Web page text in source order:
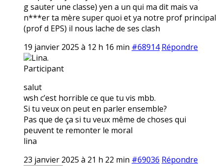
g sauter une classe) yen a un qui ma dit mais va
n***er ta mère super quoi et ya notre prof principal
(prof d EPS) il nous lache de ses clash
19 janvier 2025 à 12 h 16 min #68914 Répondre
Lina.
Participant
salut
wsh c’est horrible ce que tu vis mbb.
Si tu veux on peut en parler ensemble?
Pas que de ça si tu veux même de choses qui
peuvent te remonter le moral
lina
23 janvier 2025 à 21 h 22 min #69036 Répondre